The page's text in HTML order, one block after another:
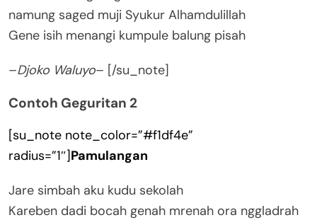
namung saged muji Syukur Alhamdulillah
Gene isih menangi kumpule balung pisah
–Djoko Waluyo– [/su_note]
Contoh Geguritan 2
[su_note note_color=”#f1df4e”
radius=”1″]Pamulangan
Jare simbah aku kudu sekolah
Kareben dadi bocah genah mrenah ora nggladrah